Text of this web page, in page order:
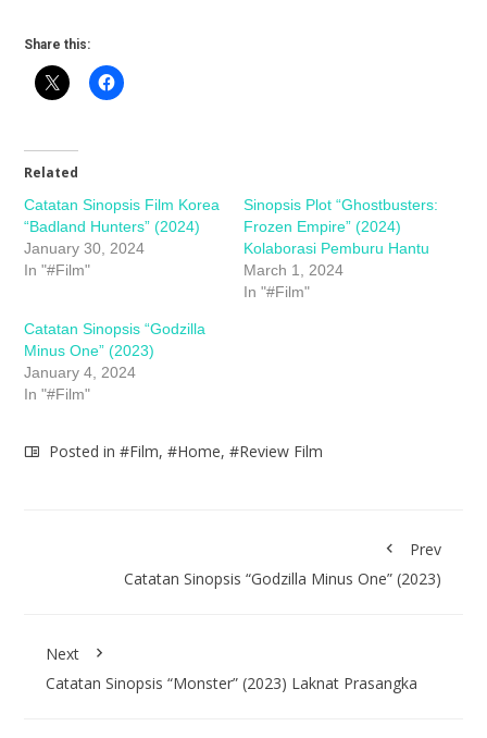
Share this:
Related
Catatan Sinopsis Film Korea
“Badland Hunters” (2024)
January 30, 2024
In "#Film"
Sinopsis Plot “Ghostbusters:
Frozen Empire” (2024)
Kolaborasi Pemburu Hantu
March 1, 2024
In "#Film"
Catatan Sinopsis “Godzilla
Minus One” (2023)
January 4, 2024
In "#Film"
Posted in#Film,#Home,#Review Film
Prev
Catatan Sinopsis “Godzilla Minus One” (2023)
Next
Catatan Sinopsis “Monster” (2023) Laknat Prasangka